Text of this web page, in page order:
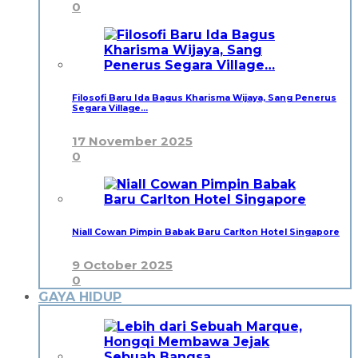
0
Filosofi Baru Ida Bagus Kharisma Wijaya, Sang Penerus
Segara Village…
17 November 2025
0
Niall Cowan Pimpin Babak Baru Carlton Hotel Singapore
9 October 2025
0
GAYA HIDUP